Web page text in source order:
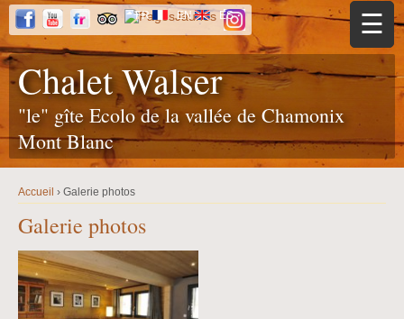
Jump to navigation
Chalet Walser
"le" gîte Ecolo de la vallée de Chamonix
Mont Blanc
FR EN ES ☰
Y
u
a
r
e
h
e
r
e
Accueil › Galerie photos
Galerie photos